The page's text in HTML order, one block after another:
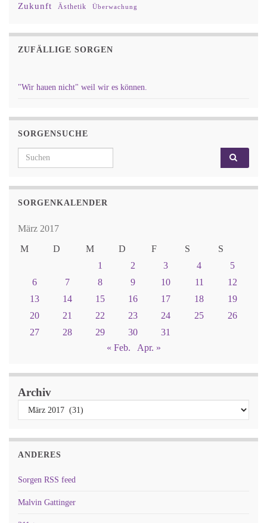
Zukunft Ästhetik Überwachung
ZUFÄLLIGE SORGEN
"Wir hauen nicht" weil wir es können.
SORGENSUCHE
Search for:
SORGENKALENDER
März 2017
M
D M D F S
S
1
2 3 4
5
6
7 8 9 10 11
12
13
14 15 16 17 18
19
20
21 22 23 24 25
26
27
28 29 30
31
« Feb.
Apr. »
Archiv
ANDERES
Sorgen RSS feed
Malvin Gattinger